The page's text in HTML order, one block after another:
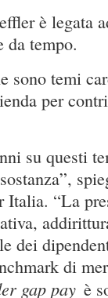
è legata
da tempo.
sono temi
per
su questi
“La
dei
di
gap pay è